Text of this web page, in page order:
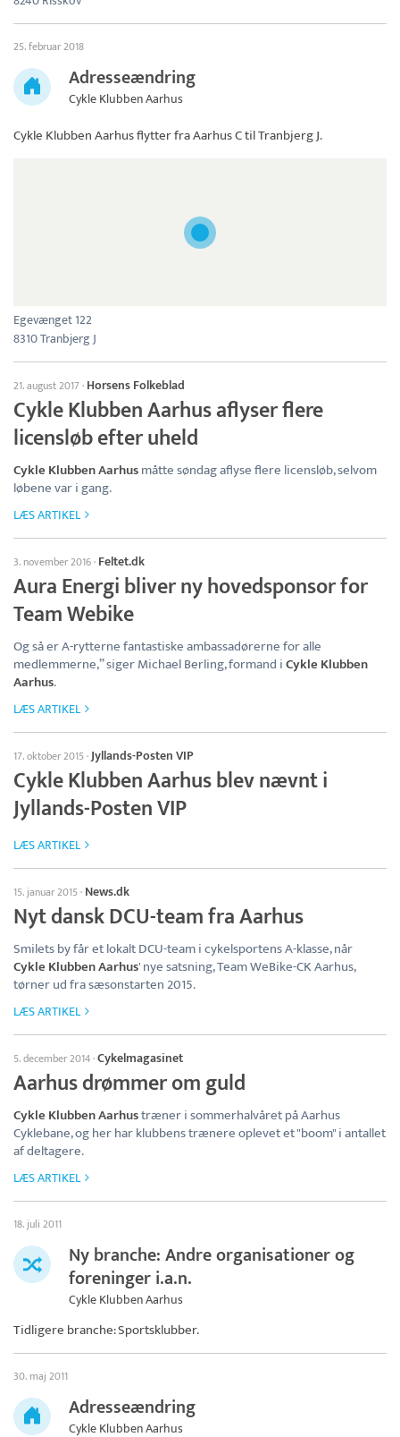
25. februar 2018
Adresseændring
Cykle Klubben Aarhus
Cykle Klubben Aarhusflytter fra Aarhus C til Tranbjerg J.
Egevænget 122
8310 Tranbjerg J
21. august 2017· Horsens Folkeblad
Cykle Klubben Aarhus aflyser flere
licensløb efter uheld
Cykle Klubben Aarhusmåtte søndag aflyse flere licensløb, selvom
løbene var i gang.
LÆS ARTIKEL
3. november 2016· Feltet.dk
Aura Energi bliver ny hovedsponsor for
Team Webike
Og så er A-rytterne fantastiske ambassadørerne for alle
medlemmerne,” siger Michael Berling, formand iCykle Klubben
Aarhus.
LÆS ARTIKEL
17. oktober 2015·Jyllands-Posten VIP
Cykle Klubben Aarhus blev nævnt i
Jyllands-Posten VIP
LÆS ARTIKEL
15. januar 2015· News.dk
Nyt dansk DCU-team fra Aarhus
Smilets by får et lokalt DCU-team i cykelsportens A-klasse, når
Cykle Klubben Aarhus' nye satsning, Team WeBike-CK Aarhus,
tørner ud fra sæsonstarten 2015.
LÆS ARTIKEL
5. december 2014·Cykelmagasinet
Aarhus drømmer om guld
Cykle Klubben Aarhustræner i sommerhalvåret på Aarhus
Cyklebane, og her har klubbens trænere oplevet et "boom" i antallet
af deltagere.
LÆS ARTIKEL
18. juli 2011
Ny branche: Andre organisationer og
foreninger i.a.n.
Cykle Klubben Aarhus
Tidligere branche: Sportsklubber.
30. maj 2011
Adresseændring
Cykle Klubben Aarhus